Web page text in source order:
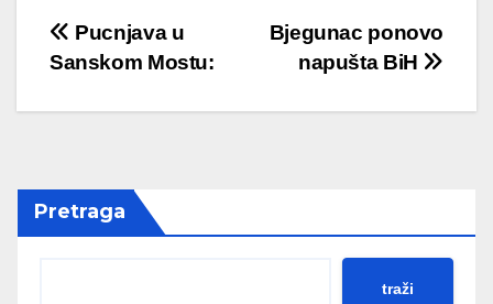
Post
Bjegunac ponovo
napušta BiH
Pucnjava u
Sanskom Mostu:
Pretraga
traži